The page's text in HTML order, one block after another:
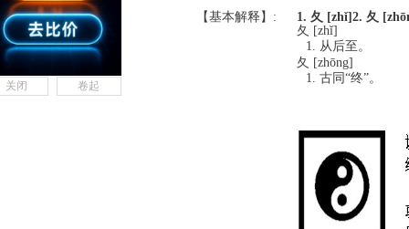
【基本解释】: 1. 夂 [zhǐ] 2. 夂
夂 [zhǐ]
从后至。
夂 [zhōng]
古同“终”。
关闭 卷起